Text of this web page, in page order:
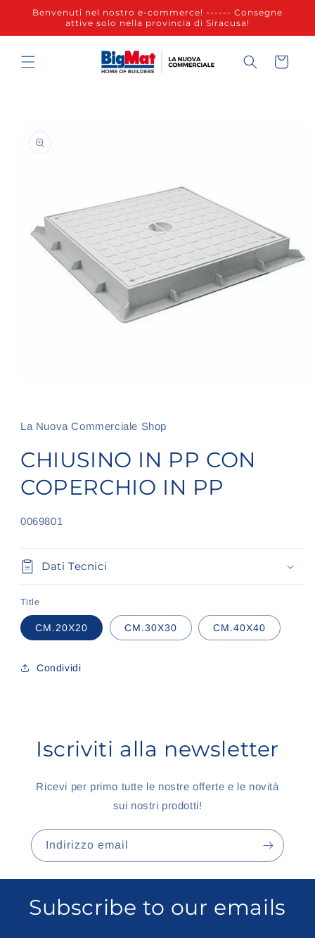
direttamente
ai contenuti
Benvenuti nel nostro e-commerce! ------ Consegne
attive solo nella provincia di Siracusa!
Carrello
informazioni
sul prodotto
1
in
modale
La Nuova Commerciale Shop
CHIUSINO IN PP CON
COPERCHIO IN PP
SKU:
0069801
Dati Tecnici
Title
CM.20X20 CM.30X30 CM.40X40
Condividi
Iscriviti alla newsletter
Ricevi per primo tutte le nostre offerte e le novità
sui nostri prodotti!
Indirizzo email
Subscribe to our emails